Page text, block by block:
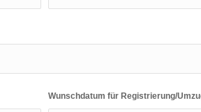
Wunschdatum für Registrierung/